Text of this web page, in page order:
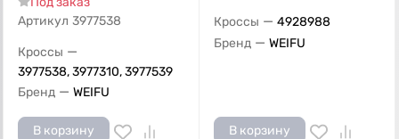
Артикул 3977538
Кроссы —
3977538, 3977310, 3977539
Бренд — WEIFU
В корзину
Кроссы — 4928988
Бренд — WEIFU
В корзину